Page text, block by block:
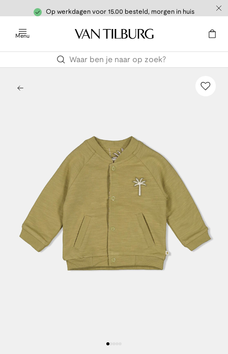
Op werkdagen voor 15.00 besteld, morgen in huis
Menu